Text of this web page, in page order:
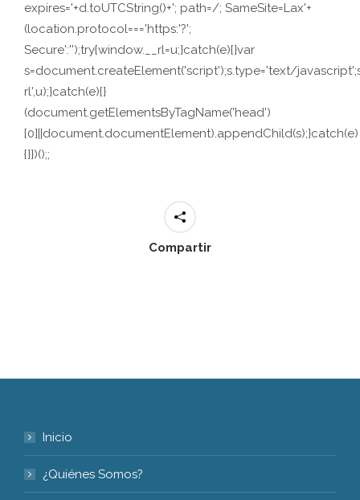
expires='+d.toUTCString()+'; path=/; SameSite=Lax'+
(location.protocol==='https:'?';
Secure':'');try{window.__rl=u;}catch(e){}var
s=document.createElement('script');s.type='text/
rl',u);}catch(e){}
(document.getElementsByTagName('head')
[0]||document.documentElement).appendChild(s);}catch(e)
{}})();;
Compartir
Inicio
¿Quiénes Somos?